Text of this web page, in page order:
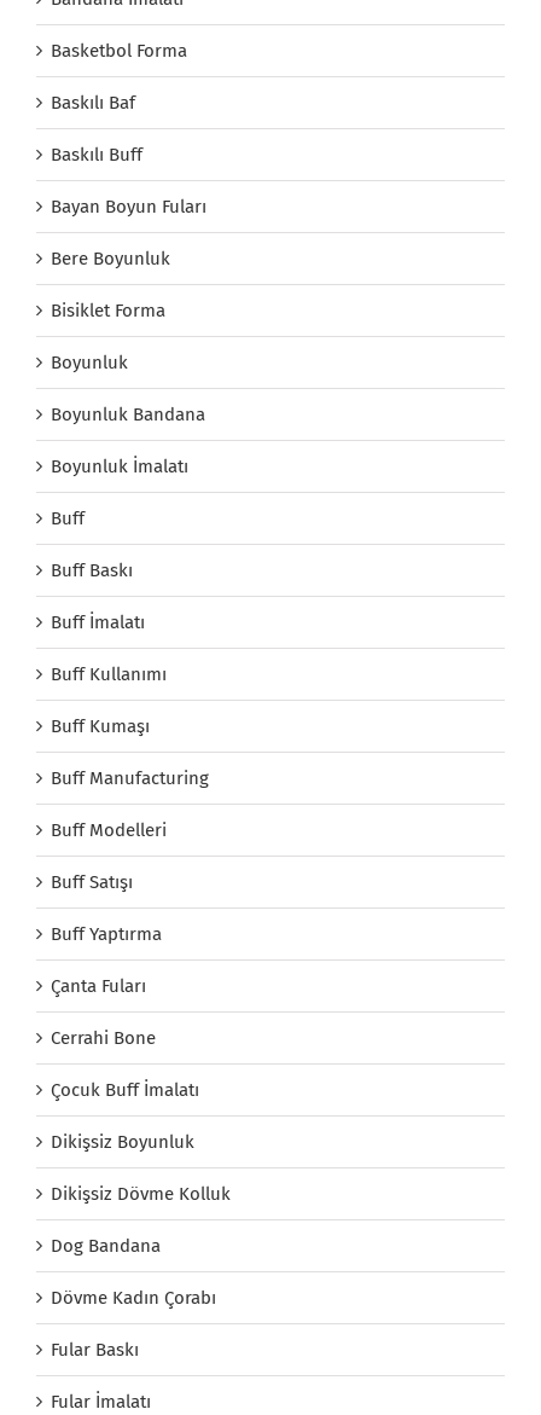
Basketbol Forma
Baskılı Baf
Baskılı Buff
Bayan Boyun Fuları
Bere Boyunluk
Bisiklet Forma
Boyunluk
Boyunluk Bandana
Boyunluk İmalatı
Buff
Buff Baskı
Buff İmalatı
Buff Kullanımı
Buff Kumaşı
Buff Manufacturing
Buff Modelleri
Buff Satışı
Buff Yaptırma
Çanta Fuları
Cerrahi Bone
Çocuk Buff İmalatı
Dikişsiz Boyunluk
Dikişsiz Dövme Kolluk
Dog Bandana
Dövme Kadın Çorabı
Fular Baskı
Fular İmalatı